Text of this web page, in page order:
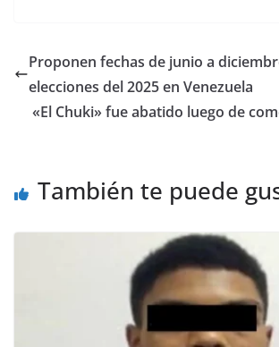
Proponen fechas de junio a
elecciones del 2025 en Venezuela
«El Chuki» fue abatido luego de
También te puede